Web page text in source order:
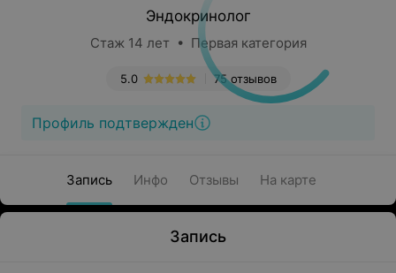
Эндокринолог
Стаж 14 лет • Первая категория
75 отзывов
5.0
Профиль подтвержден
Запись Инфо Отзывы На карте
Запись